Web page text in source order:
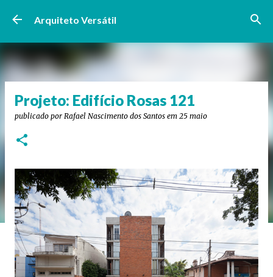
Pular para o conteúdo principal
Arquiteto Versátil
Projeto: Edifício Rosas 121
publicado por Rafael Nascimento dos Santos em 25 maio